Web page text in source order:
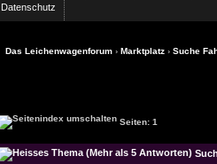
Datenschutz
Das Leichenwagenforum › Marktplatz › Suche
Seiten: 1